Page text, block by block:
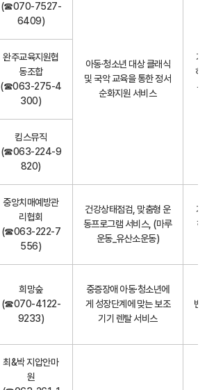
(☎070-7527-
6409)
아동·청소년 대상 클래식
및 국악 교육을 통한 정서
순화지원 서비스
기
하
부
완주교육지원협
동조합
(☎063-275-4
300)
킴스뮤직
(☎063-224-9
820)
중앙치매예방관
리협회
(☎063-222-7
556)
건강상태점검, 맞춤형 운
동프로그램 서비스, (마루
운동_유산소운동)
기
하
희망숲
(☎070-4122-
9233)
중증장애 아동·청소년에
게 성장단계에 맞는 보조
기기 렌탈 서비스
변,
최&박 지압안마
원